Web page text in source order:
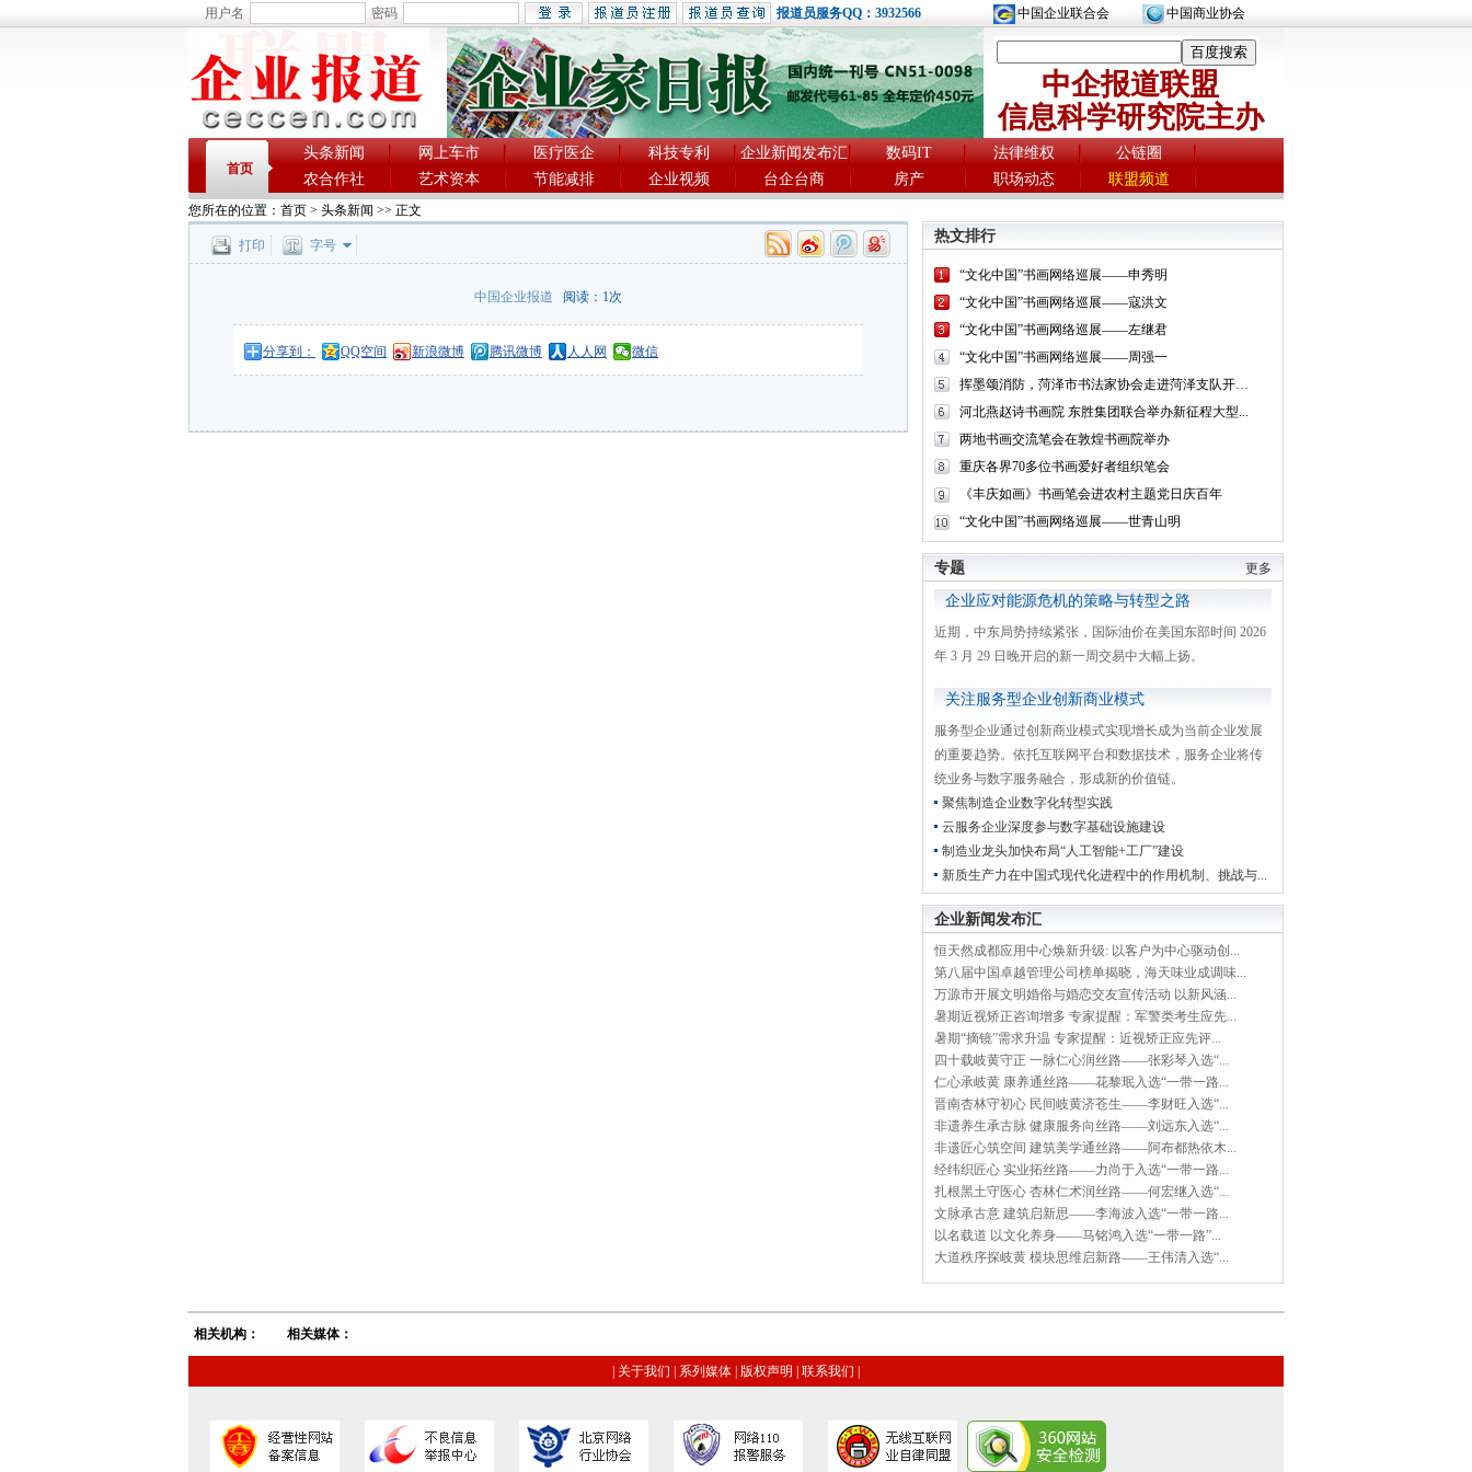
中国企业联合会 中国商业协会
用户名 密码 报道员服务QQ：3932566
中企报道联盟
信息科学研究院主办
首页
头条新闻 网上车市 医疗医企 科技专利 企业新闻发布汇 数码IT 法律维权
公链圈
农合作社
艺术资本 节能减排 企业视频 台企台商 房产 职场动态 联盟频道
您所在的位置： 首页 > 头条新闻 >> 正文
打印 字号
中国企业报道 阅读： 1次
分享到： QQ空间 新浪微博 腾讯微博 人人网 微信
热文排行
“文化中国”书画网络巡展——申秀明
“文化中国”书画网络巡展——寇洪文
“文化中国”书画网络巡展——左继君
“文化中国”书画网络巡展——周强一
挥墨颂消防，菏泽市书法家协会走进菏泽支队开展...
河北燕赵诗书画院 东胜集团联合举办新征程大型...
两地书画交流笔会在敦煌书画院举办
重庆各界70多位书画爱好者组织笔会
《丰庆如画》书画笔会进农村主题党日庆百年
“文化中国”书画网络巡展——世青山明
更多
专题
企业应对能源危机的策略与转型之路
近期，中东局势持续紧张，国际油价在美国东部时间 2026
年 3 月 29 日晚开启的新一周交易中大幅上扬。
关注服务型企业创新商业模式
服务型企业通过创新商业模式实现增长成为当前企业发展
的重要趋势。依托互联网平台和数据技术，服务企业将传
统业务与数字服务融合，形成新的价值链。
聚焦制造企业数字化转型实践
云服务企业深度参与数字基础设施建设
制造业龙头加快布局“人工智能+工厂”建设
新质生产力在中国式现代化进程中的作用机制、挑战与...
企业新闻发布汇
恒天然成都应用中心焕新升级: 以客户为中心驱动创...
第八届中国卓越管理公司榜单揭晓，海天味业成调味...
万源市开展文明婚俗与婚恋交友宣传活动 以新风涵...
暑期近视矫正咨询增多 专家提醒：军警类考生应先...
暑期“摘镜”需求升温 专家提醒：近视矫正应先评...
四十载岐黄守正 一脉仁心润丝路——张彩琴入选“...
仁心承岐黄 康养通丝路——花黎珉入选“一带一路...
晋南杏林守初心 民间岐黄济苍生——李财旺入选“...
非遗养生承古脉 健康服务向丝路——刘远东入选“...
非遗匠心筑空间 建筑美学通丝路——阿布都热依木...
经纬织匠心 实业拓丝路——力尚于入选“一带一路...
扎根黑土守医心 杏林仁术润丝路——何宏继入选“...
文脉承古意 建筑启新思——李海波入选“一带一路...
以名载道 以文化养身——马铭鸿入选“一带一路”...
大道秩序探岐黄 模块思维启新路——王伟清入选“...
相关机构： 相关媒体：
关于我们 系列媒体 版权声明 联系我们